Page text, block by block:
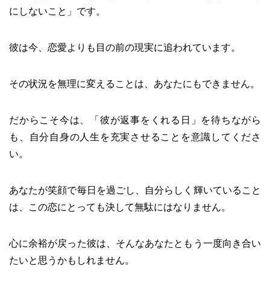
にしないこと」です。
彼は今、恋愛よりも目の前の現実に追われています。
その状況を無理に変えることは、あなたにもできません。
だからこそ今は、「彼が返事をくれる日」を待ちながら
も、自分自身の人生を充実させることを意識してくださ
い。
あなたが笑顔で毎日を過ごし、自分らしく輝いていること
は、この恋にとっても決して無駄にはなりません。
心に余裕が戻った彼は、そんなあなたともう一度向き合い
たいと思うかもしれません。